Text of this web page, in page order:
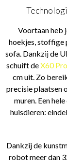
Voortaan heb
hoekjes, stoffige
sofa. Dankzij de
schuift deX60 Pro
cm uit. Zo
precisie plaatsen
muren. Een
huisdieren:
Dankzij de
robot meer dan